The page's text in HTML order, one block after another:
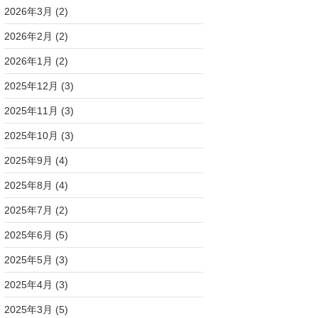
2026年3月 (2)
2026年2月 (2)
2026年1月 (2)
2025年12月 (3)
2025年11月 (3)
2025年10月 (3)
2025年9月 (4)
2025年8月 (4)
2025年7月 (2)
2025年6月 (5)
2025年5月 (3)
2025年4月 (3)
2025年3月 (5)